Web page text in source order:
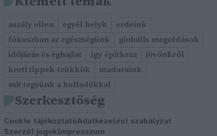
aszály ellen egyél helyit
erdeink
fókuszban az egészségünk
globális megoldások
időjárás és éghajlat
így építkezz
jövőnkről
kerti tippek-trükkök
madaraink
mit tegyünk a hulladékkal
Szerkesztőség
Cookie tájékoztatóAdatkezelési szabályzat
Szerzői jogokImpresszum